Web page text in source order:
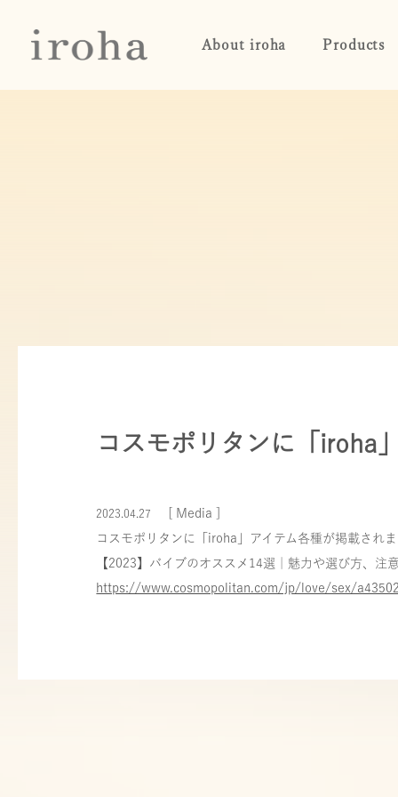
About iroha Products
コスモポリタンに「iroha
2023.04.27
[ Media ]
コスモポリタンに「iroha」アイテム各種が掲載され
【2023】バイブのオススメ14選｜魅力や選び方、注
https://www.cosmopolitan.com/jp/love/sex/